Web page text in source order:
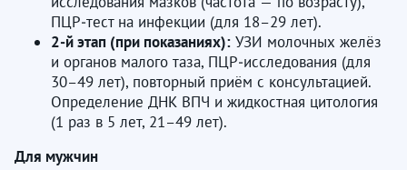
ПЦР‑тест на инфекции (для 18–29 лет).
2‑й этап (при показаниях): УЗИ молочных желёз
и органов малого таза, ПЦР‑исследования (для
30–49 лет), повторный приём с консультацией.
Определение ДНК ВПЧ и жидкостная цитология
(1 раз в 5 лет, 21–49 лет).
Для мужчин